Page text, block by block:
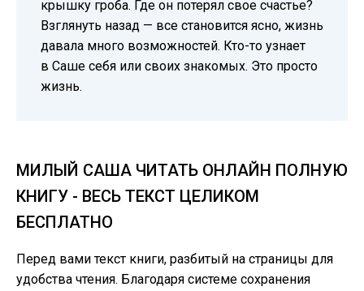
крышку гроба. Где он потерял свое счастье?
Взглянуть назад — все становится ясно, жизнь
давала много возможностей. Кто-то узнает
в Саше себя или своих знакомых. Это просто
жизнь.
МИЛЫЙ САША ЧИТАТЬ ОНЛАЙН ПОЛНУЮ
КНИГУ - ВЕСЬ ТЕКСТ ЦЕЛИКОМ
БЕСПЛАТНО
Перед вами текст книги, разбитый на страницы для
удобства чтения. Благодаря системе сохранения